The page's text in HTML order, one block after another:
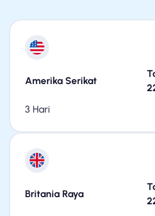
Amerika Serikat
3 Hari
Britania Raya